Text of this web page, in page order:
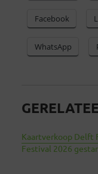
Facebook
WhatsApp
Kaartverkoop Delft
Festival 2026